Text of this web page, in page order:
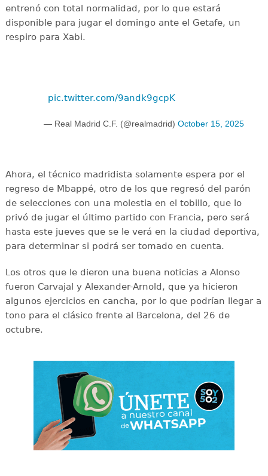
entrenó con total normalidad, por lo que estará
disponible para jugar el domingo ante el Getafe, un
respiro para Xabi.
pic.twitter.com/9andk9gcpK
— Real Madrid C.F. (@realmadrid) October 15, 2025
Ahora, el técnico madridista solamente espera por el
regreso de Mbappé, otro de los que regresó del parón
de selecciones con una molestia en el tobillo, que lo
privó de jugar el último partido con Francia, pero será
hasta este jueves que se le verá en la ciudad deportiva,
para determinar si podrá ser tomado en cuenta.
Los otros que le dieron una buena noticias a Alonso
fueron Carvajal y Alexander-Arnold, que ya hicieron
algunos ejercicios en cancha, por lo que podrían llegar a
tono para el clásico frente al Barcelona, del 26 de
octubre.